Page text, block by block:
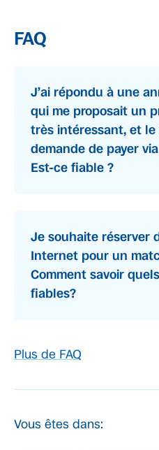
FAQ
J’ai répondu à une
qui me proposait un
très intéressant, et le
demande de payer
Est-ce fiable ?
Je souhaite réserver
Internet pour un
Comment savoir
fiables?
Plus de FAQ
Vous êtes dans: